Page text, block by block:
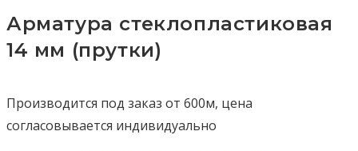
Арматура cтеклопластиковая
14 мм (прутки)
Производится под заказ от 600м, цена
согласовывается индивидуально